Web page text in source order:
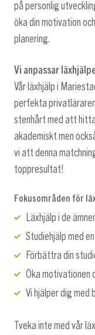
på personlig
öka din motivation
planering.
Vi anpassar
Vår läxhjälp i
perfekta
stenhårt med att
akademiskt men
vi att denna
toppresultat!
Fokusområden för
Läxhjälp i de
Studiehjälp med
Förbättra din
Öka motivationen
Vi hjälper dig med
Tveka inte med vår